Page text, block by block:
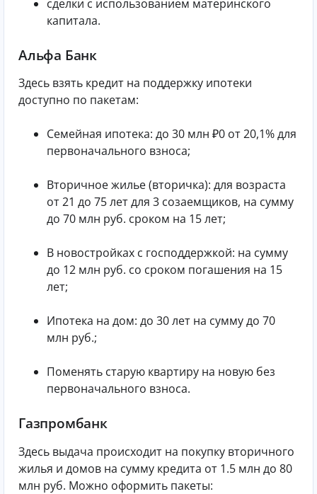
сделки с использованием материнского
капитала.
Альфа Банк
Здесь взять кредит на поддержку ипотеки
доступно по пакетам:
Семейная ипотека: до 30 млн ₽0 от 20,1% для
первоначального взноса;
Вторичное жилье (вторичка): для возраста
от 21 до 75 лет для 3 созаемщиков, на сумму
до 70 млн руб. сроком на 15 лет;
В новостройках с господдержкой: на сумму
до 12 млн руб. со сроком погашения на 15
лет;
Ипотека на дом: до 30 лет на сумму до 70
млн руб.;
Поменять старую квартиру на новую без
первоначального взноса.
Газпромбанк
Здесь выдача происходит на покупку вторичного
жилья и домов на сумму кредита от 1.5 млн до 80
млн руб. Можно оформить пакеты: